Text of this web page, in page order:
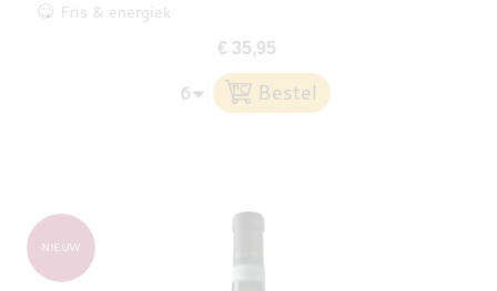
Fris & energiek
€ 35,95
NIEUW